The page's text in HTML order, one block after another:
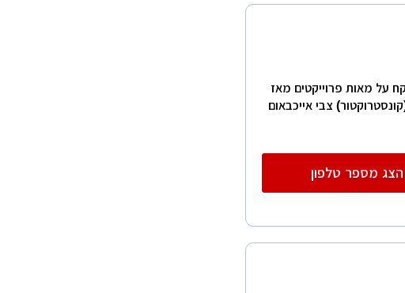
על מאות פרוייקטים מאז
צבי אייכבאום
הצג מספר טלפון